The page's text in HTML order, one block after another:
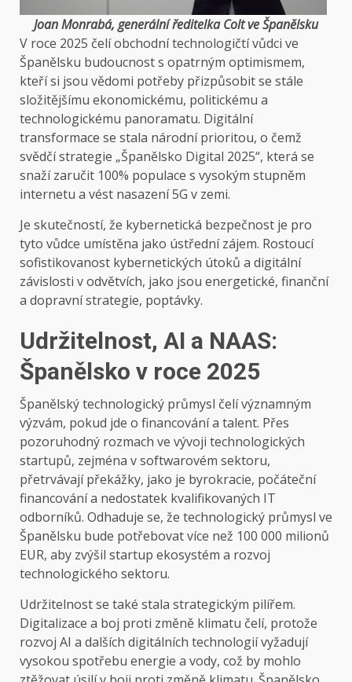
Joan Monrabá, generální ředitelka Colt ve Španělsku
V roce 2025 čelí obchodní technologičtí vůdci ve
Španělsku budoucnost s opatrným optimismem,
kteří si jsou vědomi potřeby přizpůsobit se stále
složitějšímu ekonomickému, politickému a
technologickému panoramatu. Digitální
transformace se stala národní prioritou, o čemž
svědčí strategie „Španělsko Digital 2025“, která se
snaží zaručit 100% populace s vysokým stupněm
internetu a vést nasazení 5G v zemi.
Je skutečností, že kybernetická bezpečnost je pro
tyto vůdce umístěna jako ústřední zájem. Rostoucí
sofistikovanost kybernetických útoků a digitální
závislosti v odvětvích, jako jsou energetické, finanční
a dopravní strategie, poptávky.
Udržitelnost, AI a NAAS:
Španělsko v roce 2025
Španělský technologický průmysl čelí významným
výzvám, pokud jde o financování a talent. Přes
pozoruhodný rozmach ve vývoji technologických
startupů, zejména v softwarovém sektoru,
přetrvávají překážky, jako je byrokracie, počáteční
financování a nedostatek kvalifikovaných IT
odborníků. Odhaduje se, že technologický průmysl ve
Španělsku bude potřebovat více než 100 000 milionů
EUR, aby zvýšil startup ekosystém a rozvoj
technologického sektoru.
Udržitelnost se také stala strategickým pilířem.
Digitalizace a boj proti změně klimatu čelí, protože
rozvoj AI a dalších digitálních technologií vyžadují
vysokou spotřebu energie a vody, což by mohlo